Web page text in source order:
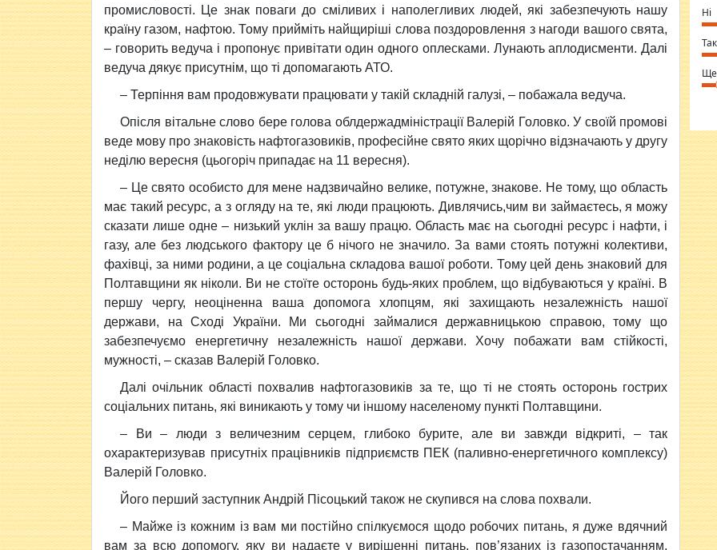
промисловості. Це знак поваги до сміливих і наполегливих людей, які забезпечують нашу
країну газом, нафтою. Тому прийміть найщиріші слова поздоровлення з нагоди вашого свята,
– говорить ведуча і пропонує привітати один одного оплесками. Лунають аплодисменти. Далі
ведуча дякує присутнім, що ті допомагають АТО.
– Терпіння вам продовжувати працювати у такій складній галузі, – побажала ведуча.
Опісля вітальне слово бере голова облдержадміністрації Валерій Головко. У своїй промові
веде мову про знаковість нафтогазовиків, професійне свято яких щорічно відзначають у другу
неділю вересня (цьогоріч припадає на 11 вересня).
– Це свято особисто для мене надзвичайно велике, потужне, знакове. Не тому, що область
має такий ресурс, а з огляду на те, які люди працюють. Дивлячись,чим ви займаєтесь, я можу
сказати лише одне – низький уклін за вашу працю. Область має на сьогодні ресурс і нафти, і
газу, але без людського фактору це б нічого не значило. За вами стоять потужні колективи,
фахівці, за ними родини, а це соціальна складова вашої роботи. Тому цей день знаковий для
Полтавщини як ніколи. Ви не стоїте осторонь будь-яких проблем, що відбуваються у країні. В
першу чергу, неоціненна ваша допомога хлопцям, які захищають незалежність нашої
держави, на Сході України. Ми сьогодні займалися державницькою справою, тому що
забезпечуємо енергетичну незалежність нашої держави. Хочу побажати вам стійкості,
мужності, – сказав Валерій Головко.
Далі очільник області похвалив нафтогазовиків за те, що ті не стоять осторонь гострих
соціальних питань, які виникають у тому чи іншому населеному пункті Полтавщини.
– Ви – люди з величезним серцем, глибоко бурите, але ви завжди відкриті, – так
охарактеризував присутніх працівників підприємств ПЕК (паливно-енергетичного комплексу)
Валерій Головко.
Його перший заступник Андрій Пісоцький також не скупився на слова похвали.
– Майже із кожним із вам ми постійно спілкуємося щодо робочих питань, я дуже вдячний
вам за всю допомогу, яку ви надаєте у вирішенні питань, пов’язаних із газопостачанням,
⇒
Ні
Так
Ще